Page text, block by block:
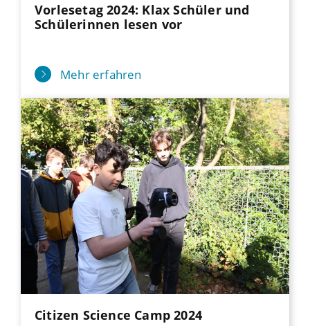
Vorlesetag 2024: Klax Schüler und
Schülerinnen lesen vor
Mehr erfahren
Citizen Science Camp 2024